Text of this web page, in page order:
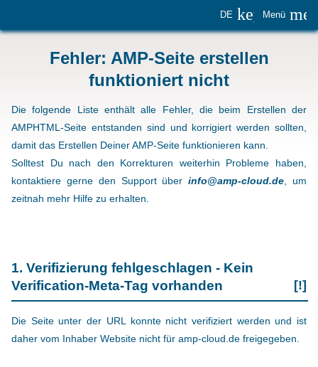
DE Menü
Fehler: AMP-Seite erstellen
funktioniert nicht
Die folgende Liste enthält alle Fehler, die beim Erstellen der
AMPHTML-Seite entstanden sind und korrigiert werden sollten,
damit das Erstellen Deiner AMP-Seite funktionieren kann.
Solltest Du nach den Korrekturen weiterhin Probleme haben,
kontaktiere gerne den Support überinfo@amp-cloud.de, um
zeitnah mehr Hilfe zu erhalten.
1. Verifizierung fehlgeschlagen - Kein
Verification-Meta-Tag vorhanden
[!]
Die Seite unter der URL konnte nicht verifiziert werden und ist
daher vom Inhaber Website nicht für amp-cloud.de freigegeben.